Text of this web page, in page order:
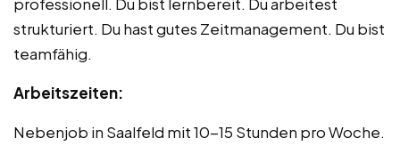
strukturiert. Du hast gutes Zeitmanagement. Du bist
teamfähig.
Arbeitszeiten:
Nebenjob in Saalfeld mit 10-15 Stunden pro Woche.